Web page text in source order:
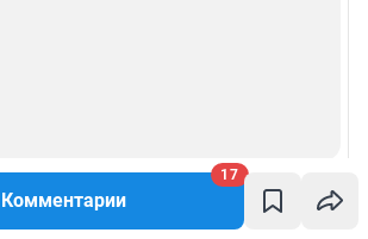
Комментарии
17